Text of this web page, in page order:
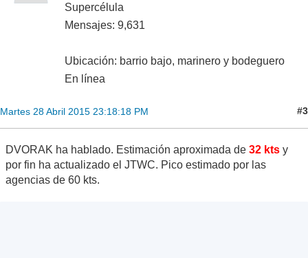
Supercélula
Mensajes: 9,631
Ubicación: barrio bajo, marinero y bodeguero
En línea
Martes 28 Abril 2015 23:18:18 PM #3
DVORAK ha hablado. Estimación aproximada de 32 kts y
por fin ha actualizado el JTWC. Pico estimado por las
agencias de 60 kts.